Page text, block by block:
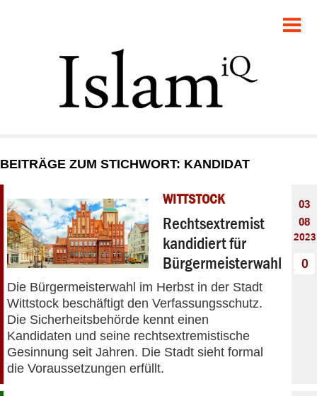
GESELLSCHAFT
STARTSEITE
DEBATTE
PANORAMA
BEITRÄGE ZUM STICHWORT: KANDIDAT
WITTSTOCK
Rechtsextremist
kandidiert für
Bürgermeisterwahl
Die Bürgermeisterwahl im Herbst in der Stadt
Wittstock beschäftigt den Verfassungsschutz.
Die Sicherheitsbehörde kennt einen
Kandidaten und seine rechtsextremistische
Gesinnung seit Jahren. Die Stadt sieht formal
die Voraussetzungen erfüllt.
03
08
2023
0